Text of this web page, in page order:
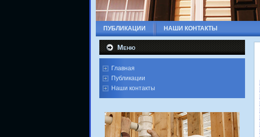
ПУБЛИКАЦИИ НАШИ КОНТАКТЫ
Меню
Главная
Публикации
Наши контакты